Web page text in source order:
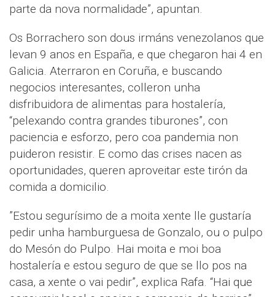
parte da nova normalidade”, apuntan.
Os Borrachero son dous irmáns venezolanos que
levan 9 anos en España, e que chegaron hai 4 en
Galicia. Aterraron en Coruña, e buscando
negocios interesantes, colleron unha
disfribuidora de alimentas para hostalería,
“pelexando contra grandes tiburones”, con
paciencia e esforzo, pero coa pandemia non
puideron resistir. E como das crises nacen as
oportunidades, queren aproveitar este tirón da
comida a domicilio.
”Estou segurísimo de a moita xente lle gustaría
pedir unha hamburguesa de Gonzalo, ou o pulpo
do Mesón do Pulpo. Hai moita e moi boa
hostalería e estou seguro de que se llo pos na
casa, a xente o vai pedir”, explica Rafa. “Hai que